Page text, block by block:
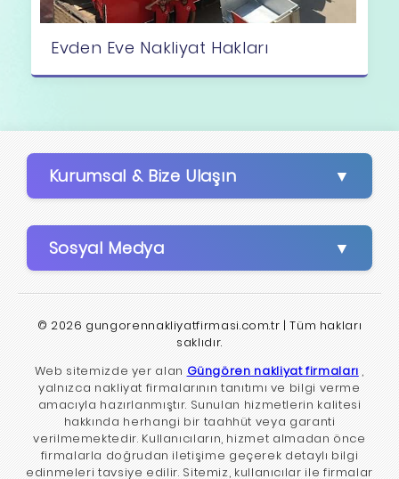
Evden Eve Nakliyat Hakları
Kurumsal & Bize Ulaşın
Sosyal Medya
© 2026 gungorennakliyatfirmasi.com.tr | Tüm hakları
saklıdır.
Web sitemizde yer alan Güngören nakliyat firmaları ,
yalnızca nakliyat firmalarının tanıtımı ve bilgi verme
amacıyla hazırlanmıştır. Sunulan hizmetlerin kalitesi
hakkında herhangi bir taahhüt veya garanti
verilmemektedir. Kullanıcıların, hizmet almadan önce
firmalarla doğrudan iletişime geçerek detaylı bilgi
edinmeleri tavsiye edilir. Sitemiz, kullanıcılar ile firmalar